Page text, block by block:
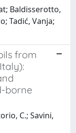
Baldisserotto,
Tadić, Vanja;
from
borne
C.; Savini,